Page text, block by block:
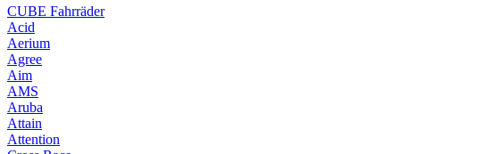
CUBE Fahrräder
Acid
Aerium
Agree
Aim
AMS
Aruba
Attain
Attention